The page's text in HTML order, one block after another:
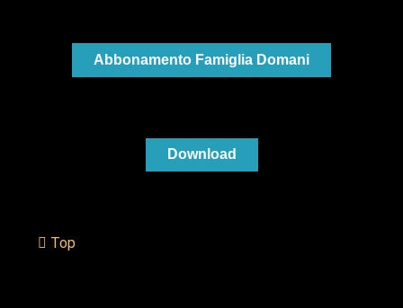
Abbonamento Famiglia Domani
Download
Top